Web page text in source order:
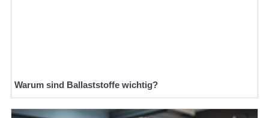
Warum sind Ballaststoffe wichtig?